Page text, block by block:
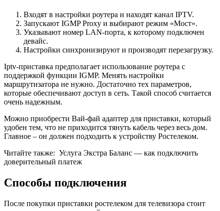
Входят в настройки роутера и находят канал IPTV.
Запускают IGMP Proxy и выбирают режим «Мост».
Указывают номер LAN-порта, к которому подключен
девайс.
Настройки синхронизируют и производят перезагрузку.
Iptv-приставка предполагает использование роутера с
поддержкой функции IGMP. Менять настройки
маршрутизатора не нужно. Достаточно тех параметров,
которые обеспечивают доступ в сеть. Такой способ считается
очень надежным.
Можно приобрести Вай-фай адаптер для приставки, который
удобен тем, что не приходится тянуть кабель через весь дом.
Главное – он должен подходить к устройству Ростелеком.
Читайте также: Услуга Экстра Баланс — как подключить
доверительный платеж
Способы подключения
После покупки приставки ростелеком для телевизора стоит